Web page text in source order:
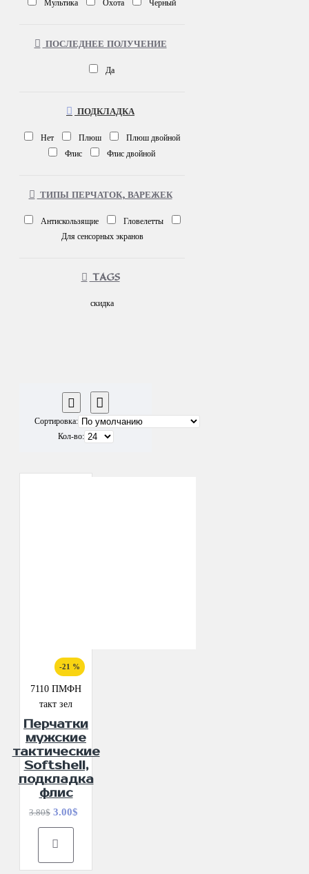
Мультика Охота Черный
ПОСЛЕДНЕЕ ПОЛУЧЕНИЕ
Да
ПОДКЛАДКА
Нет Плюш
Плюш двойной
Флис
Флис двойной
ТИПЫ ПЕРЧАТОК, ВАРЕЖЕК
Антискользящие
Гловелетты
Для сенсорных экранов
TAGS
скидка
Сортировка:
Кол-во:
-21 %
7110 ПМФН
такт зел
Перчатки
мужские
тактические
Softshell,
подкладка
флис
3.80$ 3.00$